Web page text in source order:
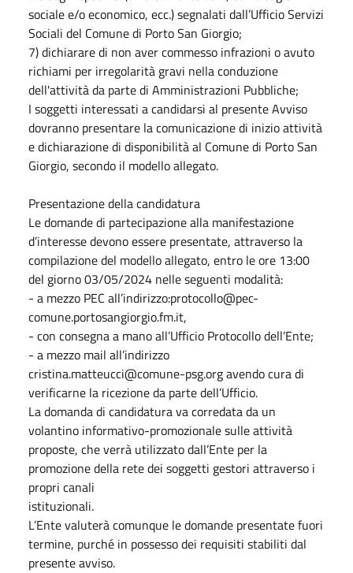
sociale e/o economico, ecc.) segnalati dall’Ufficio Servizi
Sociali del Comune di Porto San Giorgio;
7) dichiarare di non aver commesso infrazioni o avuto
richiami per irregolarità gravi nella conduzione
dell'attività da parte di Amministrazioni Pubbliche;
I soggetti interessati a candidarsi al presente Avviso
dovranno presentare la comunicazione di inizio attività
e dichiarazione di disponibilità al Comune di Porto San
Giorgio, secondo il modello allegato.
Presentazione della candidatura
Le domande di partecipazione alla manifestazione
d’interesse devono essere presentate, attraverso la
compilazione del modello allegato, entro le ore 13:00
del giorno 03/05/2024 nelle seguenti modalità:
- a mezzo PEC all’indirizzo:protocollo@pec-
comune.portosangiorgio.fm.it,
- con consegna a mano all’Ufficio Protocollo dell’Ente;
- a mezzo mail all’indirizzo
cristina.matteucci@comune-psg.org avendo cura di
verificarne la ricezione da parte dell’Ufficio.
La domanda di candidatura va corredata da un
volantino informativo-promozionale sulle attività
proposte, che verrà utilizzato dall’Ente per la
promozione della rete dei soggetti gestori attraverso i
propri canali
istituzionali.
L’Ente valuterà comunque le domande presentate fuori
termine, purché in possesso dei requisiti stabiliti dal
presente avviso.